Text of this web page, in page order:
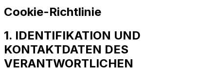
Cookie-Richtlinie
1. IDENTIFIKATION UND
KONTAKTDATEN DES
VERANTWORTLICHEN